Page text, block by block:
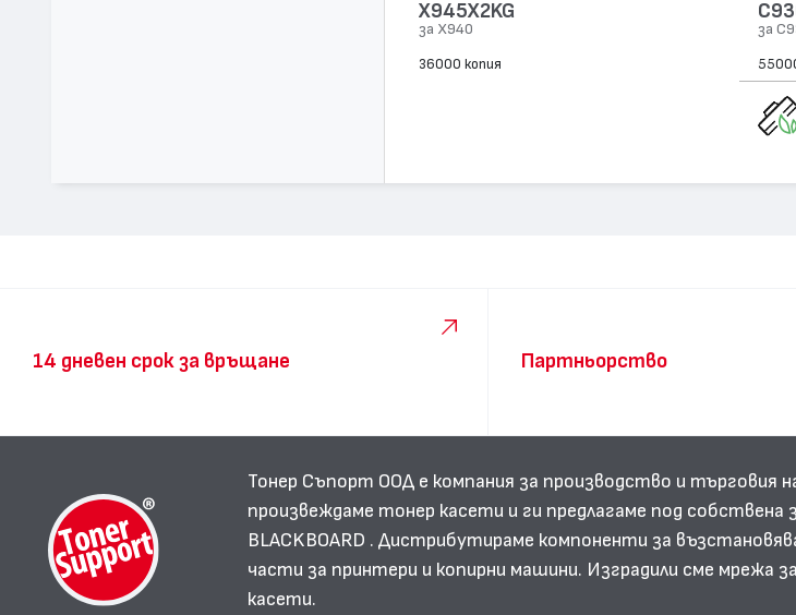
X945X2KG
за X940
36000 копия
за
14 дневен срок за връщане Партньорство
Тонер Съпорт ООД е компания за производство и търговия
произвеждаме тонер касети и ги предлагаме под
BLACKBOARD . Дистрибутираме компоненти за
части за принтери и копирни машини. Изградили сме мрежа
касети.